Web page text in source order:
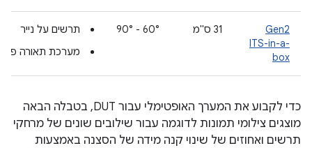
Gen2
ITS-in-a-
box
‫31 ס"מ ‫60° - 90°
תרשים על נייר
מערכת תאורה
כדי לקבוע את המערך האופטימלי עבור DUT, בטבלה הבאה
מוצגים צילומי תמונות לדוגמה עבור שילובים שונים של מרחקי
תרשים ואחוזים של שינוי קנה מידה של הסצנה באמצעות